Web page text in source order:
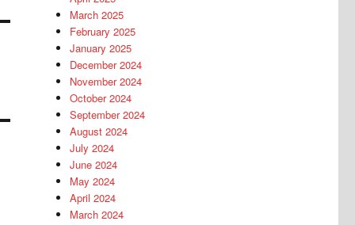
March 2025
February 2025
January 2025
December 2024
November 2024
October 2024
September 2024
August 2024
July 2024
June 2024
May 2024
April 2024
March 2024